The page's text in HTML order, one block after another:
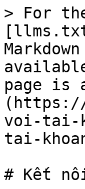
> For
page is
(https://
voi-tai-
tai-
# Kết